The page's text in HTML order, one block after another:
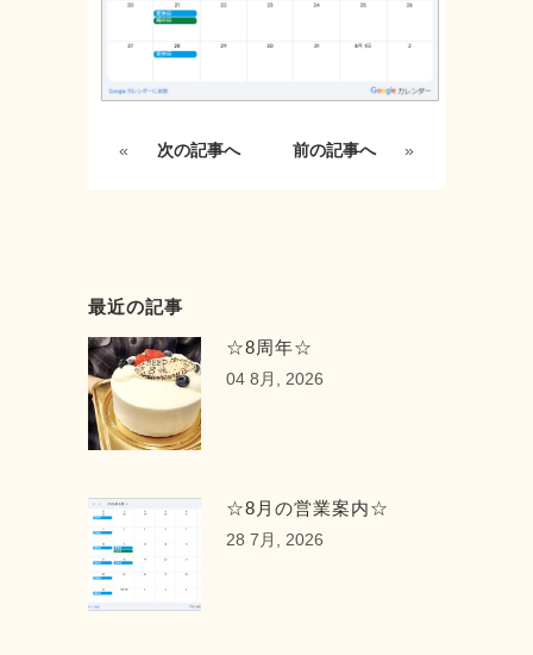
« 次の記事へ 前の記事へ »
最近の記事
☆8周年☆
04 8月, 2026
☆8月の営業案内☆
28 7月, 2026